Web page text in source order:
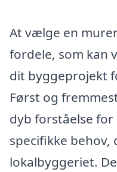
At vælge en
fordele, som kan
dit byggeprojekt
Først og
dyb forståelse
specifikke behov,
lokalbyggeriet.